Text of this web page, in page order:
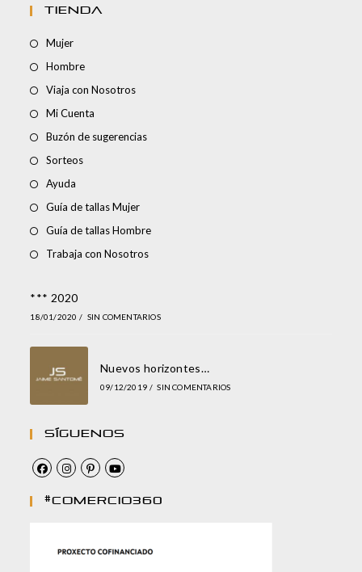
TIENDA
Mujer
Hombre
Viaja con Nosotros
Mi Cuenta
Buzón de sugerencias
Sorteos
Ayuda
Guía de tallas Mujer
Guía de tallas Hombre
Trabaja con Nosotros
*** 2020
18/01/2020 / SIN COMENTARIOS
Nuevos horizontes…
09/12/2019 / SIN COMENTARIOS
Síguenos
#comercio360